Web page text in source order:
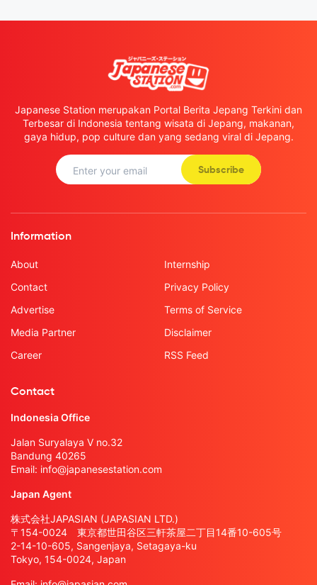
Japanese Station merupakan Portal Berita Jepang Terkini dan
Terbesar di Indonesia tentang wisata di Jepang, makanan,
gaya hidup, pop culture dan yang sedang viral di Jepang.
Subscribe
Information
About
Contact
Advertise
Media Partner
Career
Internship
Privacy Policy
Terms of Service
Disclaimer
RSS Feed
Contact
Indonesia Office
Jalan Suryalaya V no.32
Bandung 40265
Email: info@japanesestation.com
Japan Agent
株式会社JAPASIAN (JAPASIAN LTD.)
〒154-0024 東京都世田谷区三軒茶屋二丁目14番10-605号
2-14-10-605, Sangenjaya, Setagaya-ku
Tokyo, 154-0024, Japan